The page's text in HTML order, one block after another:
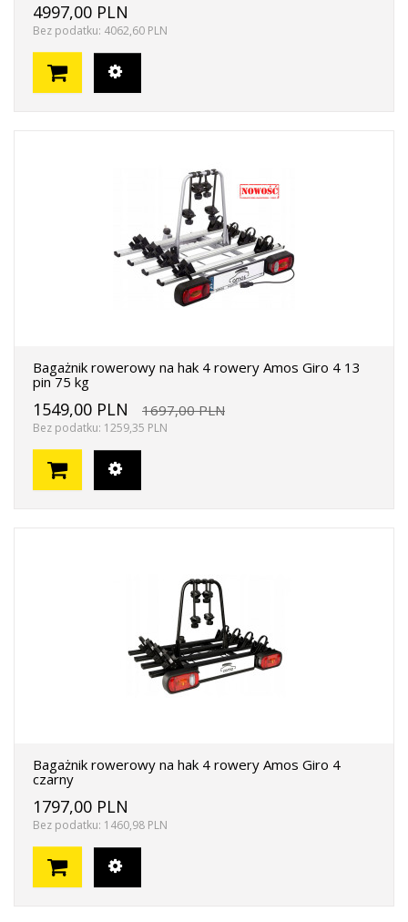
4997,00 PLN
Bez podatku: 4062,60 PLN
Bagażnik rowerowy na hak 4 rowery Amos Giro 4 13
pin 75 kg
1549,00 PLN 1697,00 PLN
Bez podatku: 1259,35 PLN
Bagażnik rowerowy na hak 4 rowery Amos Giro 4
czarny
1797,00 PLN
Bez podatku: 1460,98 PLN